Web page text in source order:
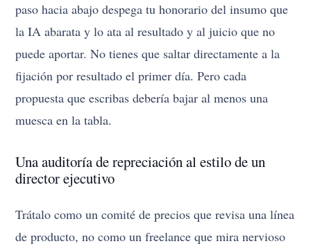
paso hacia abajo despega tu honorario del insumo que
la IA abarata y lo ata al resultado y al juicio que no
puede aportar. No tienes que saltar directamente a la
fijación por resultado el primer día. Pero cada
propuesta que escribas debería bajar al menos una
muesca en la tabla.
Una auditoría de repreciación al estilo de un
director ejecutivo
Trátalo como un comité de precios que revisa una línea
de producto, no como un freelance que mira nervioso